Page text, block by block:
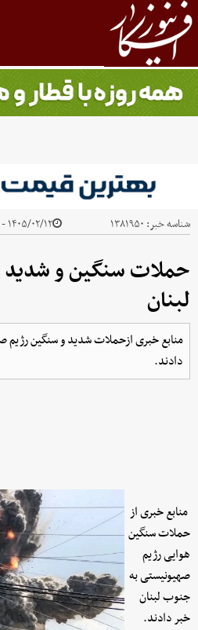
شناسه خبر: ۱۳۸۱۹۵۰ ۱۴۰۵/۰۲/۱۲ - ۱۴:۳۴
حملات سنگین و شدید
لبنان
منابع خبری ازحملات شدید و سنگین رژیم
دادند.
منابع خبری از
حملات سنگین
هوایی رژیم
صهیونیستی به
جنوب لبنان
خبر دادند.